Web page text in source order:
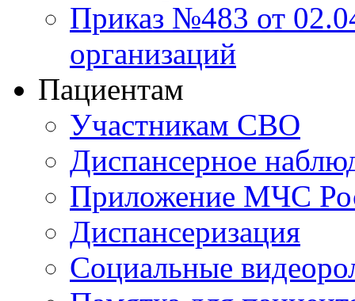
Приказ №483 от
организаций
Пациентам
Участникам СВО
Диспансерное
Приложение МЧС
Диспансеризация
Социальные